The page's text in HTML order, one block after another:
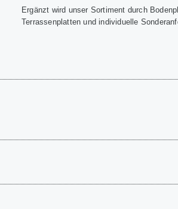
Ergänzt wird unser Sortiment durch
Terrassenplatten und individuelle